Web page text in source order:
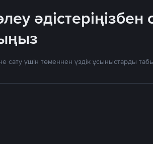
сату үшін төменнен үздік ұсыныстарды